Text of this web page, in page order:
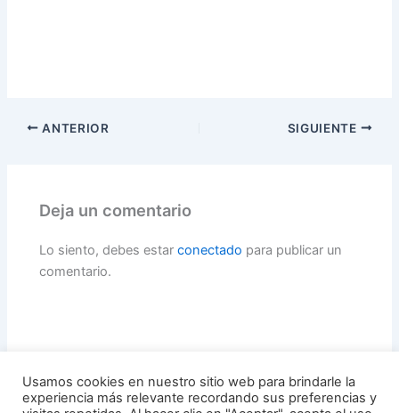
ANTERIOR SIGUIENTE
Deja un comentario
Lo siento, debes estarconectado para publicar un
comentario.
Usamos cookies en nuestro sitio web para brindarle la
experiencia más relevante recordando sus preferencias y